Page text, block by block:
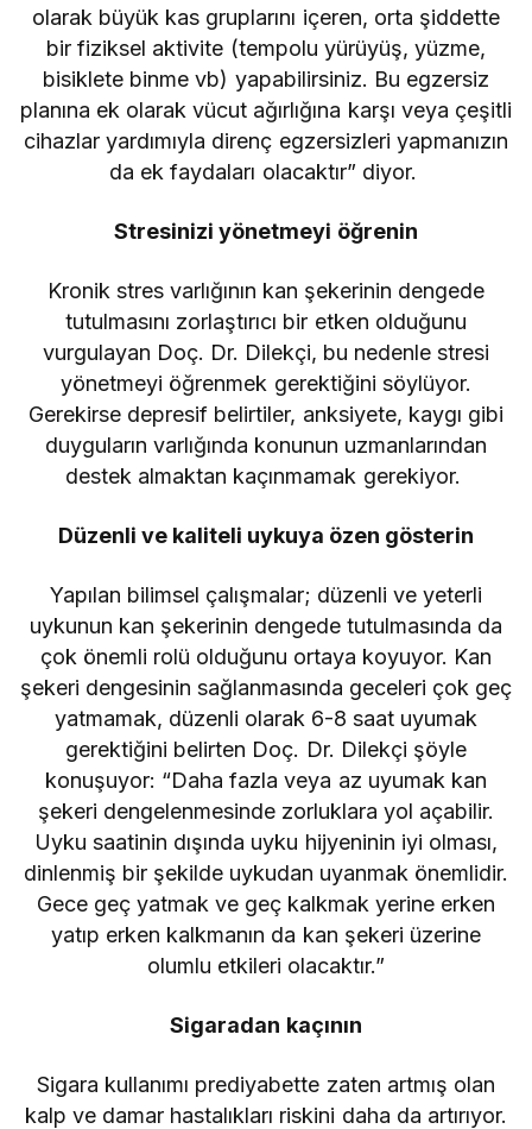
olarak büyük kas gruplarını içeren, orta şiddette
bir fiziksel aktivite (tempolu yürüyüş, yüzme,
bisiklete binme vb) yapabilirsiniz. Bu egzersiz
planına ek olarak vücut ağırlığına karşı veya çeşitli
cihazlar yardımıyla direnç egzersizleri yapmanızın
da ek faydaları olacaktır” diyor.
Stresinizi yönetmeyi öğrenin
Kronik stres varlığının kan şekerinin dengede
tutulmasını zorlaştırıcı bir etken olduğunu
vurgulayan Doç. Dr. Dilekçi, bu nedenle stresi
yönetmeyi öğrenmek gerektiğini söylüyor.
Gerekirse depresif belirtiler, anksiyete, kaygı gibi
duyguların varlığında konunun uzmanlarından
destek almaktan kaçınmamak gerekiyor.
Düzenli ve kaliteli uykuya özen gösterin
Yapılan bilimsel çalışmalar; düzenli ve yeterli
uykunun kan şekerinin dengede tutulmasında da
çok önemli rolü olduğunu ortaya koyuyor. Kan
şekeri dengesinin sağlanmasında geceleri çok geç
yatmamak, düzenli olarak 6-8 saat uyumak
gerektiğini belirten Doç. Dr. Dilekçi şöyle
konuşuyor: “Daha fazla veya az uyumak kan
şekeri dengelenmesinde zorluklara yol açabilir.
Uyku saatinin dışında uyku hijyeninin iyi olması,
dinlenmiş bir şekilde uykudan uyanmak önemlidir.
Gece geç yatmak ve geç kalkmak yerine erken
yatıp erken kalkmanın da kan şekeri üzerine
olumlu etkileri olacaktır.”
Sigaradan kaçının
Sigara kullanımı prediyabette zaten artmış olan
kalp ve damar hastalıkları riskini daha da artırıyor.